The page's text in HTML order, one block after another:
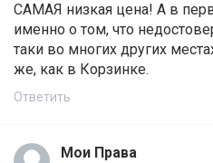
САМАЯ низкая цена! А в
именно о том, что
таки во многих других
же, как в Корзинке.
Ответить
Мои Права